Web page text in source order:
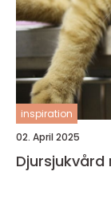
inspiration
02. April 2025